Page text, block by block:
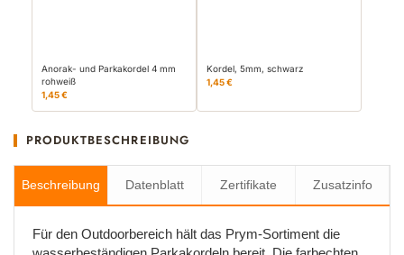
Anorak- und Parkakordel 4 mm
rohweiß
1,45 €
Kordel, 5mm, schwarz
1,45 €
PRODUKTBESCHREIBUNG
Beschreibung Datenblatt Zertifikate Zusatzinfo
Für den Outdoorbereich hält das Prym-Sortiment die